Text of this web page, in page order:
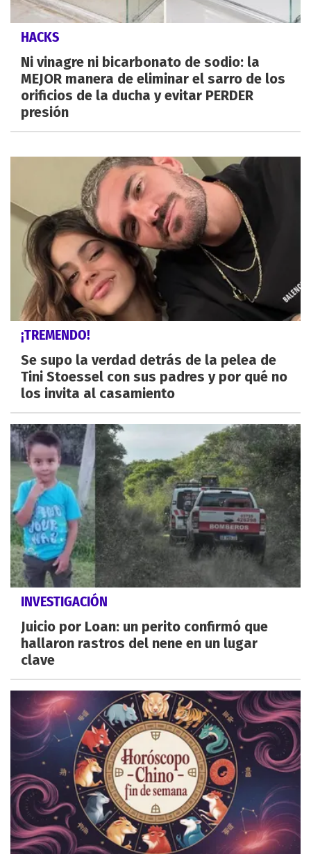
HACKS
Ni vinagre ni bicarbonato de sodio: la
MEJOR manera de eliminar el sarro de los
orificios de la ducha y evitar PERDER
presión
¡TREMENDO!
Se supo la verdad detrás de la pelea de
Tini Stoessel con sus padres y por qué no
los invita al casamiento
INVESTIGACIÓN
Juicio por Loan: un perito confirmó que
hallaron rastros del nene en un lugar
clave